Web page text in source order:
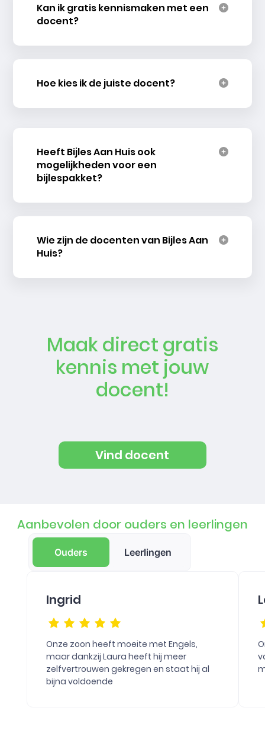
Kan ik gratis kennismaken met een
docent?
Hoe kies ik de juiste docent?
Heeft Bijles Aan Huis ook
mogelijkheden voor een
bijlespakket?
Wie zijn de docenten van Bijles Aan
Huis?
Maak direct gratis
kennis met jouw
docent!
Vind docent
Aanbevolen door ouders en leerlingen
Ouders Leerlingen
Ingrid
Onze zoon heeft moeite met Engels,
maar dankzij Laura heeft hij meer
zelfvertrouwen gekregen en staat hij al
bijna voldoende